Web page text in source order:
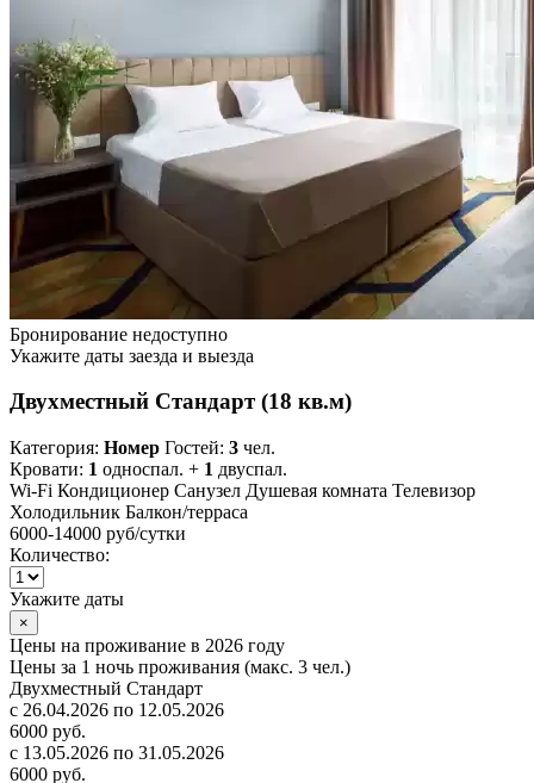
Бронирование недоступно
Укажите даты заезда и выезда
Двухместный Стандарт (18 кв.м)
Категория: Номер Гостей: 3 чел.
Кровати: 1 односпал. + 1 двуспал.
Wi-Fi Кондиционер Санузел Душевая комната Телевизор
Холодильник Балкон/терраса
6000-14000 руб/сутки
Количество:
Укажите даты
×
Цены на проживание в 2026 году
Цены за 1 ночь проживания (макс. 3 чел.)
Двухместный Стандарт
с 26.04.2026 по 12.05.2026
6000 руб.
с 13.05.2026 по 31.05.2026
6000 руб.